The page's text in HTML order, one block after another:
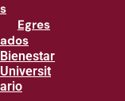
s
Egres
ados
Bienestar
Universit
ario